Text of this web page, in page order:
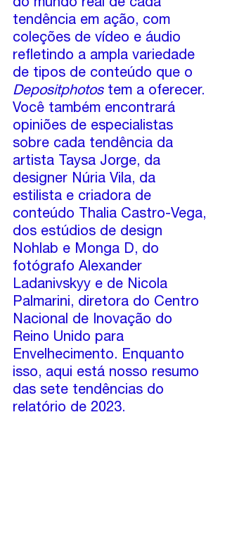
do mundo real de cada
tendência em ação, com
coleções de vídeo e áudio
refletindo a ampla variedade
de tipos de conteúdo que o
Depositphotos tem a oferecer.
Você também encontrará
opiniões de especialistas
sobre cada tendência da
artista Taysa Jorge, da
designer Núria Vila, da
estilista e criadora de
conteúdo Thalia Castro-Vega,
dos estúdios de design
Nohlab e Monga D, do
fotógrafo Alexander
Ladanivskyy e de Nicola
Palmarini, diretora do Centro
Nacional de Inovação do
Reino Unido para
Envelhecimento. Enquanto
isso, aqui está nosso resumo
das sete tendências do
relatório de 2023.